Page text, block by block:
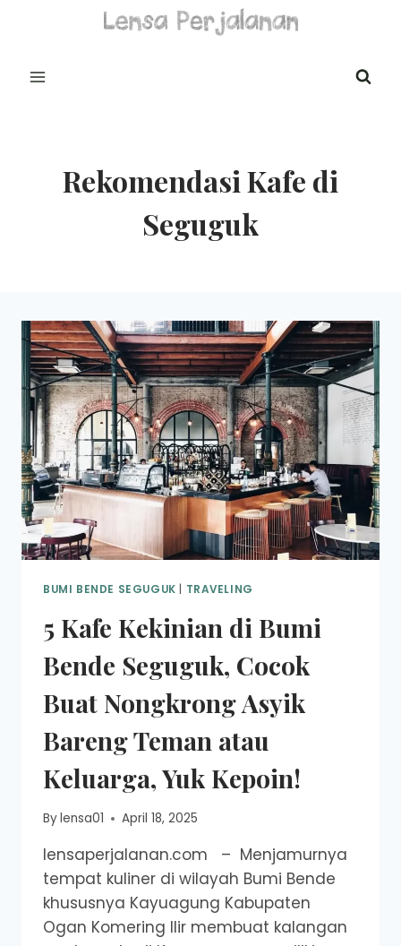
Rekomendasi Kafe di
Seguguk
BUMI BENDE SEGUGUK TRAVELING
5 Kafe Kekinian di Bumi
Bende Seguguk, Cocok
Buat Nongkrong Asyik
Bareng Teman atau
Keluarga, Yuk Kepoin!
Bylensa01 April 18, 2025
lensaperjalanan.com – Menjamurnya
tempat kuliner di wilayah Bumi Bende
khususnya Kayuagung Kabupaten
Ogan Komering Ilir membuat kalangan